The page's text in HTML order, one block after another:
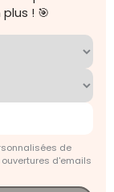
! 🎯
de
d'emails